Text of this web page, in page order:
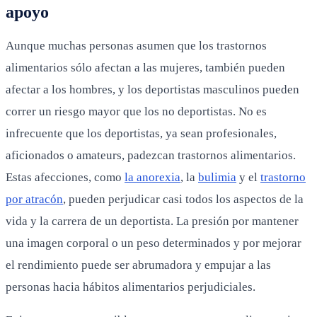
apoyo
Aunque muchas personas asumen que los trastornos
alimentarios sólo afectan a las mujeres, también pueden
afectar a los hombres, y los deportistas masculinos pueden
correr un riesgo mayor que los no deportistas. No es
infrecuente que los deportistas, ya sean profesionales,
aficionados o amateurs, padezcan trastornos alimentarios.
Estas afecciones, como la anorexia, la bulimia y el trastorno
por atracón, pueden perjudicar casi todos los aspectos de la
vida y la carrera de un deportista. La presión por mantener
una imagen corporal o un peso determinados y por mejorar
el rendimiento puede ser abrumadora y empujar a las
personas hacia hábitos alimentarios perjudiciales.